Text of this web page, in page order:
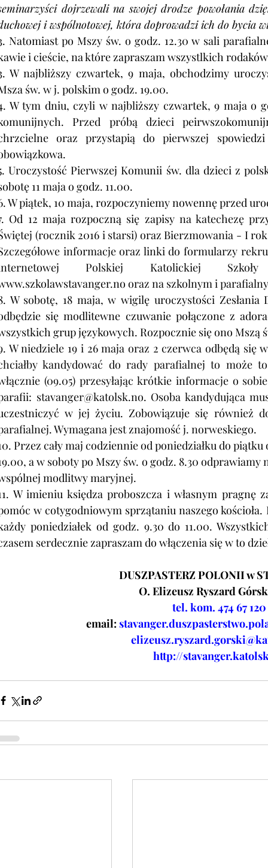
dojrzewali na swojej drodze powołania
i wspólnotowej, która doprowadzi ich do bycia
Natomiast po Mszy św. o godz. 12.30 w sali
i cieście, na które zapraszam wszystlkich
W najbliższy czwartek, 9 maja, obchodzimy
św. w j. polskim o godz. 19.00.
W tym dniu, czyli w najbliższy czwartek, 9 maja o
Przed próbą dzieci
oraz przystapią do pierwszej
Uroczystość Pierwszej Komunii św. dla dzieci z
11 maja o godz. 11.00.
W piątek, 10 maja, rozpoczyniemy nowennę przed
Od 12 maja rozpoczną się zapisy na katechezę
(rocznik 2016 i starsi) oraz Bierzmowania - I
informacje oraz linki do formularzy
oraz na szkolnym i
W sobotę, 18 maja, w wigilę uroczystości Zesłania
się modlitewne czuwanie połączone z
grup językowych. Rozpocznie się ono Mszą
W niedziele 19 i 26 maja oraz 2 czerwca odbędą się
kandydować do rady parafialnej to może
(09.05) przesyłając krótkie informacje o
stavanger@katolsk.no. Osoba kandydująca
w jej życiu. Zobowiązuje się również
Wymagana jest znajomość j. norweskiego.
Przez cały maj codziennie od poniedziałku do
a w soboty po Mszy św. o godz. 8.30
modlitwy maryjnej.
W imieniu księdza proboszcza i własnym pragnę
w cotygodniowym sprzątaniu naszego
poniedziałek od godz. 9.30 do 11.00.
serdecznie zapraszam do włączenia się w to
DUSZPASTERZ POLONII w
O. Elizeusz Ryszard
tel. kom. 474 67 120
email:
http://